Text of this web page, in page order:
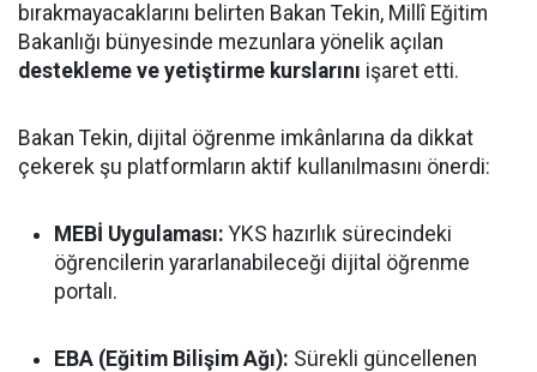
bırakmayacaklarını belirten Bakan Tekin, Millî Eğitim
Bakanlığı bünyesinde mezunlara yönelik açılan
destekleme ve yetiştirme kurslarını işaret etti.
Bakan Tekin, dijital öğrenme imkânlarına da dikkat
çekerek şu platformların aktif kullanılmasını önerdi:
MEBİ Uygulaması: YKS hazırlık sürecindeki
öğrencilerin yararlanabileceği dijital öğrenme
portalı.
EBA (Eğitim Bilişim Ağı): Sürekli güncellenen